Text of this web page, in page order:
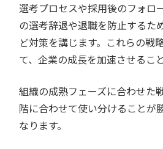
選考プロセスや採用後のフォロ
の選考辞退や退職を防止するた
ど対策を講じます。これらの戦
て、企業の成長を加速させるこ
組織の成熟フェーズに合わせた
階に合わせて使い分けることが
なります。